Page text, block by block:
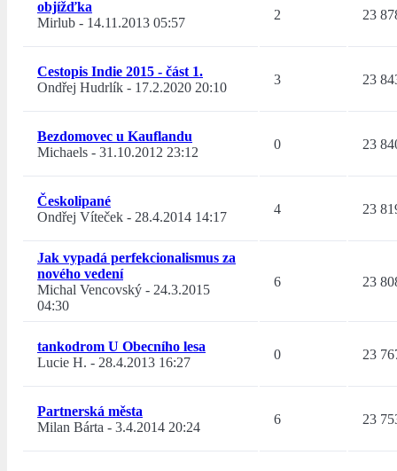
objížďka
Mirlub - 14.11.2013 05:57
2 23
Cestopis Indie 2015 - část 1.
Ondřej Hudrlík - 17.2.2020 20:10
3 23
Bezdomovec u Kauflandu
Michaels - 31.10.2012 23:12
0 23
Českolipané
Ondřej Víteček - 28.4.2014 14:17
4 23
Jak vypadá perfekcionalismus za
nového vedení
Michal Vencovský - 24.3.2015
04:30
6 23
tankodrom U Obecního lesa
Lucie H. - 28.4.2013 16:27
0 23
Partnerská města
Milan Bárta - 3.4.2014 20:24
6 23